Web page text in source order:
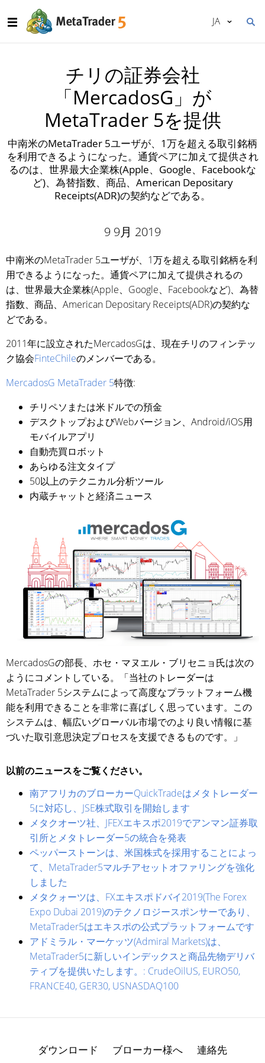
JA
チリの証券会社
「MercadosG」が
MetaTrader 5を提供
中南米のMetaTrader 5ユーザが、1万を超える取引銘柄
を利用できるようになった。通貨ペアに加えて提供され
るのは、世界最大企業株(Apple、Google、Facebookな
ど)、為替指数、商品、American Depositary
Receipts(ADR)の契約などである。
9 9月 2019
中南米のMetaTrader 5ユーザが、1万を超える取引銘柄を利
用できるようになった。通貨ペアに加えて提供されるの
は、世界最大企業株(Apple、Google、Facebookなど)、為替
指数、商品、American Depositary Receipts(ADR)の契約な
どである。
2011年に設立されたMercadosGは、現在チリのフィンテッ
ク協会FinteChileのメンバーである。
MercadosG MetaTrader 5特徴:
チリペソまたは米ドルでの預金
デスクトップおよびWebバージョン、Android/iOS用
モバイルアプリ
自動売買ロボット
あらゆる注文タイプ
50以上のテクニカル分析ツール
内蔵チャットと経済ニュース
MercadosGの部長、ホセ・マヌエル・ブリセニョ氏は次の
ようにコメントしている。「当社のトレーダーは
MetaTrader 5システムによって高度なプラットフォーム機
能を利用できることを非常に喜ばしく思っています。この
システムは、幅広いグローバル市場でのより良い情報に基
づいた取引意思決定プロセスを支援できるものです。」
以前のニュースをご覧ください。
南アフリカのブローカーQuickTradeはメタトレーダー
5に対応し、JSE株式取引を開始します
メタクオーツ社、JFEXエキスポ2019でアンマン証券取
引所とメタトレーダー5の統合を発表
ペッパーストーンは、米国株式を採用することによっ
て、MetaTrader5マルチアセットオファリングを強化
しました
メタクォーツは、FXエキスポドバイ2019(The Forex
Expo Dubai 2019)のテクノロジースポンサーであり、
MetaTrader5はエキスポの公式プラットフォームです
アドミラル・マーケッツ(Admiral Markets)は、
MetaTrader5に新しいインデックスと商品先物デリバ
ティブを提供いたします。: CrudeOilUS, EURO50,
FRANCE40, GER30, USNASDAQ100
ダウンロード ブローカー様へ 連絡先